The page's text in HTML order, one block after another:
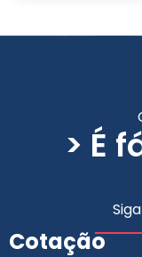
> É
Cotação